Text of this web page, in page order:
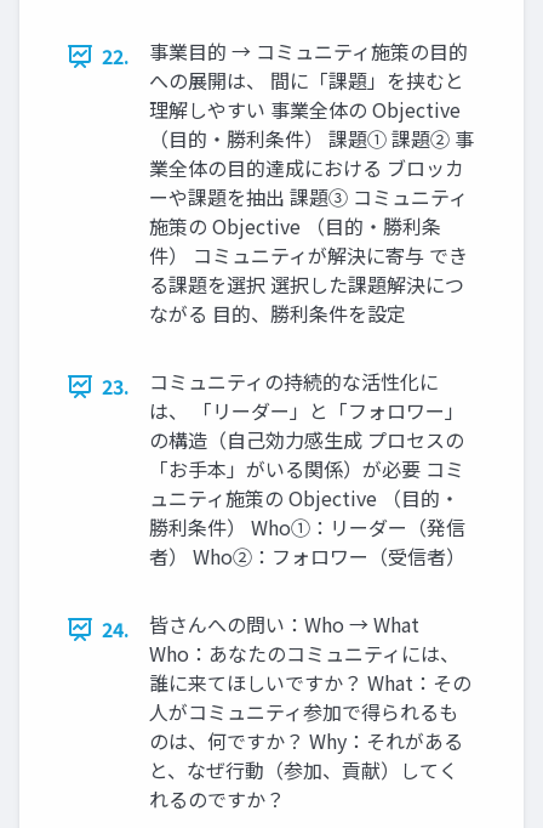
22.
事業目的 → コミュニティ施策の目的
への展開は、 間に「課題」を挟むと
理解しやすい 事業全体の Objective
（目的・勝利条件） 課題① 課題② 事
業全体の目的達成における ブロッカ
ーや課題を抽出 課題③ コミュニティ
施策の Objective （目的・勝利条
件） コミュニティが解決に寄与 でき
る課題を選択 選択した課題解決につ
ながる 目的、勝利条件を設定
23.
コミュニティの持続的な活性化に
は、 「リーダー」と「フォロワー」
の構造（自己効力感生成 プロセスの
「お手本」がいる関係）が必要 コミ
ュニティ施策の Objective （目的・
勝利条件） Who①：リーダー（発信
者） Who②：フォロワー（受信者）
24.
皆さんへの問い：Who → What
Who：あなたのコミュニティには、
誰に来てほしいですか？ What：その
人がコミュニティ参加で得られるも
のは、何ですか？ Why：それがある
と、なぜ行動（参加、貢献）してく
れるのですか？